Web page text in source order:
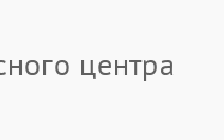
центра